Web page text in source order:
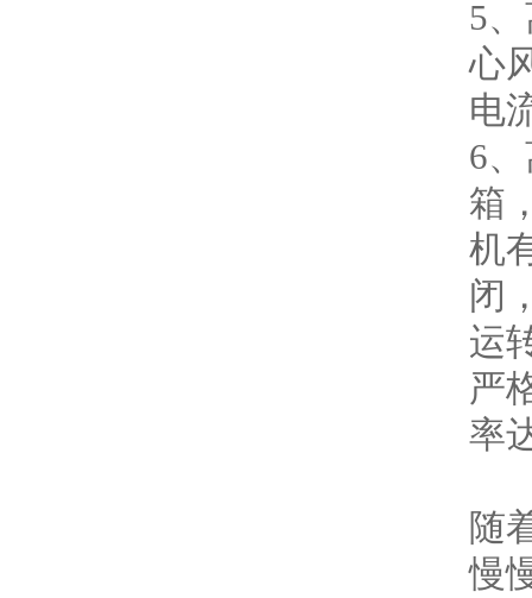
5
心
电
6
箱
机
闭
运
严
率
随
慢